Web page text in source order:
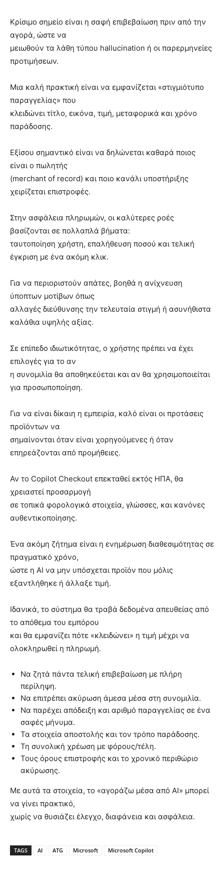
Κρίσιμο σημείο είναι η σαφή επιβεβαίωση πριν από την
αγορά, ώστε να
μειωθούν τα λάθη τύπου hallucination ή οι παρερμηνείες
προτιμήσεων.
Μια καλή πρακτική είναι να εμφανίζεται «στιγμιότυπο
παραγγελίας» που
κλειδώνει τίτλο, εικόνα, τιμή, μεταφορικά και χρόνο
παράδοσης.
Εξίσου σημαντικό είναι να δηλώνεται καθαρά ποιος
είναι ο πωλητής
(merchant of record) και ποιο κανάλι υποστήριξης
χειρίζεται επιστροφές.
Στην ασφάλεια πληρωμών, οι καλύτερες ροές
βασίζονται σε πολλαπλά βήματα:
ταυτοποίηση χρήστη, επαλήθευση ποσού και τελική
έγκριση με ένα ακόμη κλικ.
Για να περιοριστούν απάτες, βοηθά η ανίχνευση
ύποπτων μοτίβων όπως
αλλαγές διεύθυνσης την τελευταία στιγμή ή ασυνήθιστα
καλάθια υψηλής αξίας.
Σε επίπεδο ιδιωτικότητας, ο χρήστης πρέπει να έχει
επιλογές για το αν
η συνομιλία θα αποθηκεύεται και αν θα χρησιμοποιείται
για προσωποποίηση.
Για να είναι δίκαιη η εμπειρία, καλό είναι οι προτάσεις
προϊόντων να
σημαίνονται όταν είναι χορηγούμενες ή όταν
επηρεάζονται από προμήθειες.
Αν το Copilot Checkout επεκταθεί εκτός ΗΠΑ, θα
χρειαστεί προσαρμογή
σε τοπικά φορολογικά στοιχεία, γλώσσες, και κανόνες
αυθεντικοποίησης.
Ένα ακόμη ζήτημα είναι η ενημέρωση διαθεσιμότητας σε
πραγματικό χρόνο,
ώστε η AI να μην υπόσχεται προϊόν που μόλις
εξαντλήθηκε ή άλλαξε τιμή.
Ιδανικά, το σύστημα θα τραβά δεδομένα απευθείας από
το απόθεμα του εμπόρου
και θα εμφανίζει πότε «κλειδώνει» η τιμή μέχρι να
ολοκληρωθεί η πληρωμή.
Να ζητά πάντα τελική επιβεβαίωση με πλήρη
περίληψη.
Να επιτρέπει ακύρωση άμεσα μέσα στη συνομιλία.
Να παρέχει απόδειξη και αριθμό παραγγελίας σε ένα
σαφές μήνυμα.
Τα στοιχεία αποστολής και τον τρόπο παράδοσης.
Τη συνολική χρέωση με φόρους/τέλη.
Τους όρους επιστροφής και το χρονικό περιθώριο
ακύρωσης.
Με αυτά τα στοιχεία, το «αγοράζω μέσα από AI» μπορεί
να γίνει πρακτικό,
χωρίς να θυσιάζει έλεγχο, διαφάνεια και ασφάλεια.
TAGS AI ATG Microsoft Microsoft Copilot